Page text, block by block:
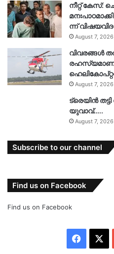
നീറ്റ് കേസ്:
ന്ന്
August 7, 2026
വിവരങ്ങൾ
August 7, 2026
ട്രെയിൻ
യുവാവ്…..
August 7, 2026
Subscribe to our channel
Find us on Facebook
Find us on Facebook